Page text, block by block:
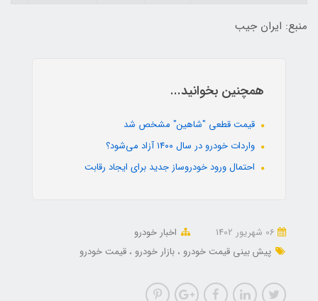
منبع: ایران جیب
همچنین بخوانید...
قیمت قطعی "شاهین" مشخص شد
واردات خودرو در سال ۱۴۰۰ آزاد می‌شود؟
احتمال ورود خودروساز جدید برای ایجاد رقابت
اخبار خودرو
پیش بینی قیمت خودرو
بازار خودرو قیمت خودرو